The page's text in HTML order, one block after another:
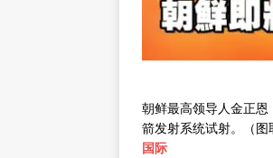
朝鲜最高领导人金正
箭发射系统试射。（图
国际